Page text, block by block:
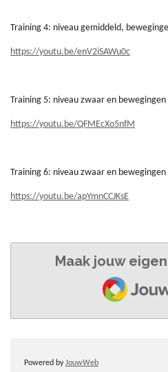
Training 4: niveau gemiddeld,
https://youtu.be/enV2iSAWu0c
Training 5: niveau zwaar en
https://youtu.be/QFMEcXo5nfM
Training 6: niveau zwaar en bewegingen
https://youtu.be/apYmnCCJKsE
Maak jouw
JouwWeb
Powered byJouwWeb